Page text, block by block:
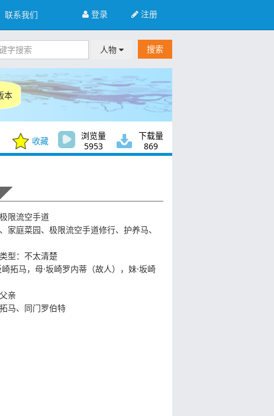
注册
登录
联系我们
人物 搜索
本
收藏
浏览量
5953
下载量
869
限流空手道
家庭菜园、极限流空手道修行、护养马、
型：不太清楚
崎拓马，母·坂崎罗内蒂（故人），妹·坂崎
亲
马、同门罗伯特